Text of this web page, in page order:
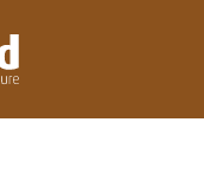
Bitte berücksichtigen